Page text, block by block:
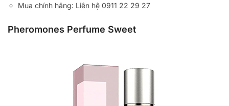
Mua chính hãng: Liên hệ 0911 22 29 27
Pheromones Perfume Sweet